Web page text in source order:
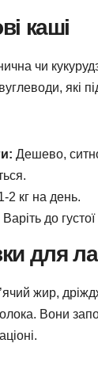
каші
чи
які
Дешево,
2 кг на день.
Варіть до
для
жир,
Вони